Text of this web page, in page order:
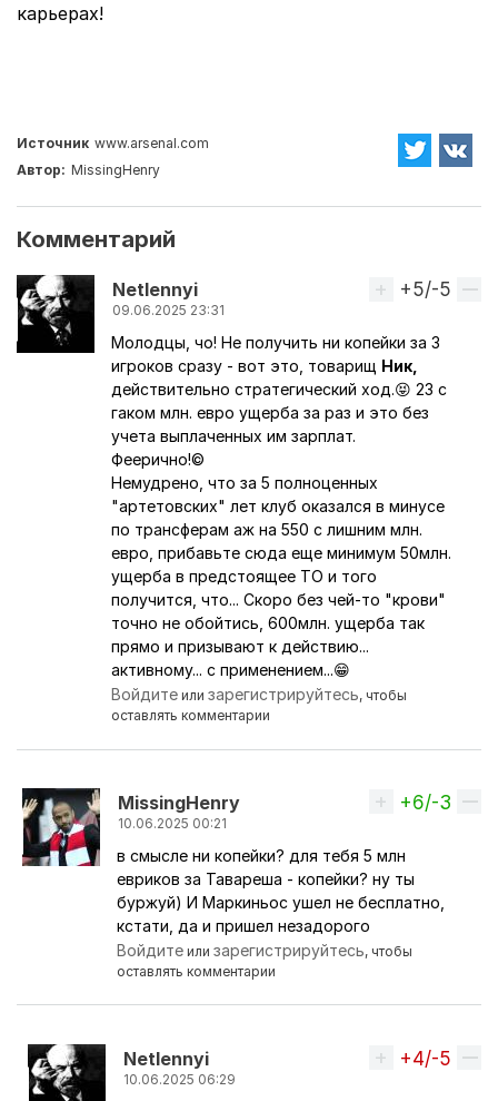
карьерах!
Источник www.arsenal.com
Автор: MissingHenry
Комментарий
Netlennyi
09.06.2025 23:31
Вверх
+5/-5
Молодцы, чо! Не получить ни копейки за 3
игроков сразу - вот это, товарищ Ник,
действительно стратегический ход.😝 23 с
гаком млн. евро ущерба за раз и это без
учета выплаченных им зарплат.
Феерично!©
Немудрено, что за 5 полноценных
"артетовских" лет клуб оказался в минусе
по трансферам аж на 550 с лишним млн.
евро, прибавьте сюда еще минимум 50млн.
ущерба в предстоящее ТО и того
получится, что... Скоро без чей-то "крови"
точно не обойтись, 600млн. ущерба так
прямо и призывают к действию...
активному... с применением...😁
Войдите илизарегистрируйтесь, чтобы
оставлять комментарии
MissingHenry
10.06.2025 00:21
Ответ на комментарий пользователяNetlennyi
Вверх
+6/-3
в смысле ни копейки? для тебя 5 млн
евриков за Тавареша - копейки? ну ты
буржуй) И Маркиньос ушел не бесплатно,
кстати, да и пришел незадорого
Войдите илизарегистрируйтесь, чтобы
оставлять комментарии
Netlennyi
10.06.2025 06:29
Вверх
+4/-5